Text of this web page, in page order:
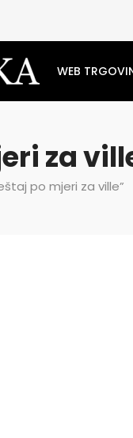
WEB
za
po mjeri za ville”